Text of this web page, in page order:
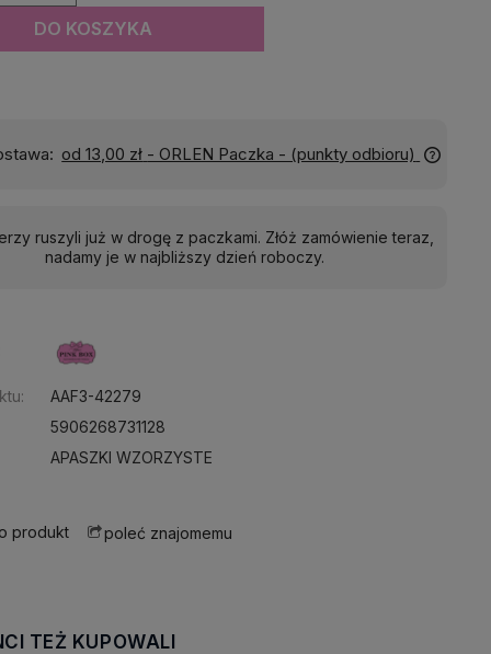
DO KOSZYKA
Wyślemy do Ciebie w: 24 godziny
ruszyli już w drogę z paczkami. Złóż zamówienie teraz,
nadamy je w najbliższy dzień roboczy.
AAF3-42279
5906268731128
APASZKI WZORZYSTE
produkt poleć znajomemu
TEŻ KUPOWALI